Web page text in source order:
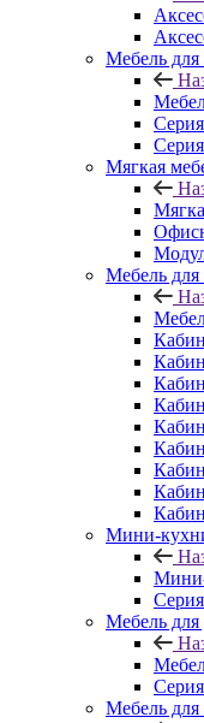
Мебель для
Мягкая
Мебель для
Мини-
Мебель для
Мебель для